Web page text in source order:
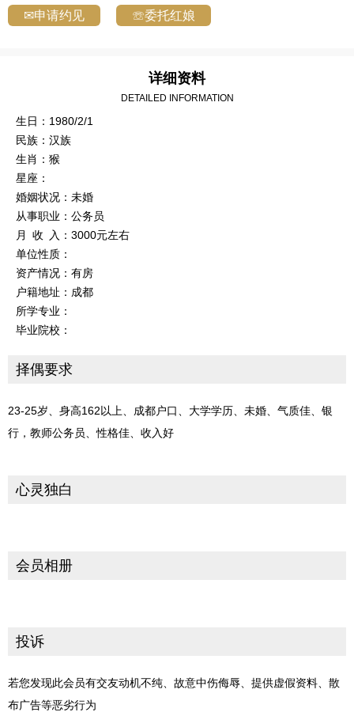
✉申请约见 ☏委托红娘
详细资料
DETAILED INFORMATION
生日：1980/2/1
民族：汉族
生肖：猴
星座：
婚姻状况：未婚
从事职业：公务员
月 收 入：3000元左右
单位性质：
资产情况：有房
户籍地址：成都
所学专业：
毕业院校：
择偶要求
23-25岁、身高162以上、成都户口、大学学历、未婚、气质佳、银
行，教师公务员、性格佳、收入好
心灵独白
会员相册
投诉
若您发现此会员有交友动机不纯、故意中伤侮辱、提供虚假资料、散
布广告等恶劣行为